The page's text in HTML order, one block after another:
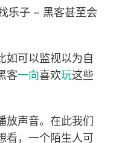
乐子 – 黑客甚至会
如可以监视以为自
客一向喜欢玩这些
放声音。在此我们
看，一个陌生人可